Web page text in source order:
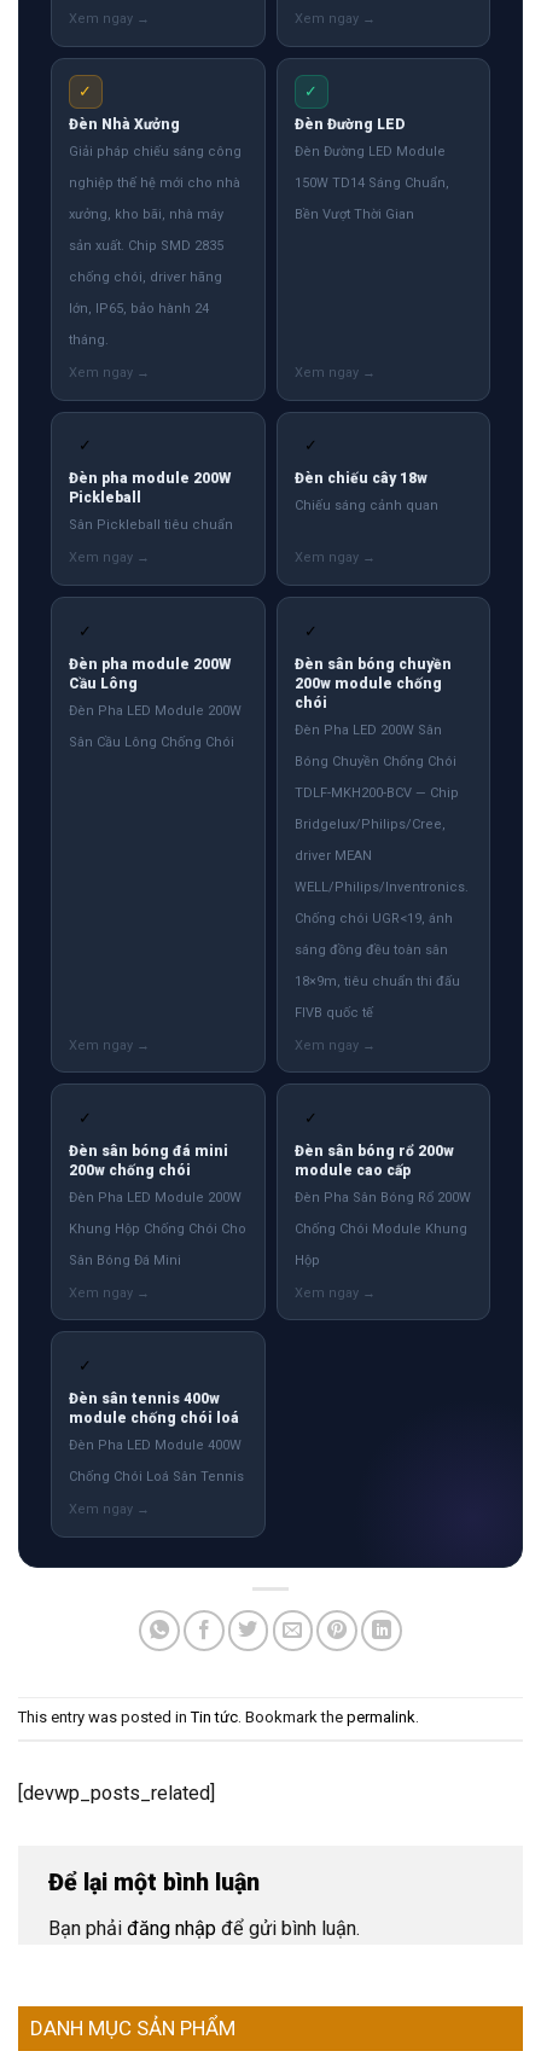
✓
Đèn Nhà Xưởng
Giải pháp chiếu sáng công
nghiệp thế hệ mới cho nhà
xưởng, kho bãi, nhà máy
sản xuất. Chip SMD 2835
chống chói, driver hãng
lớn, IP65, bảo hành 24
tháng.
✓
Đèn Đường LED
Đèn Đường LED Module
150W TD14 Sáng Chuẩn,
Bền Vượt Thời Gian
✓
Đèn pha module 200W
Pickleball
Sân Pickleball tiêu chuẩn
✓
Đèn chiếu cây 18w
Chiếu sáng cảnh quan
✓
Đèn pha module 200W
Cầu Lông
Đèn Pha LED Module 200W
Sân Cầu Lông Chống Chói
✓
Đèn sân bóng chuyền
200w module chống
chói
Đèn Pha LED 200W Sân
Bóng Chuyền Chống Chói
TDLF-MKH200-BCV — Chip
Bridgelux/Philips/Cree,
driver MEAN
WELL/Philips/Inventronics.
Chống chói UGR<19, ánh
sáng đồng đều toàn sân
18×9m, tiêu chuẩn thi đấu
FIVB quốc tế
✓
Đèn sân bóng đá mini
200w chống chói
Đèn Pha LED Module 200W
Khung Hộp Chống Chói Cho
Sân Bóng Đá Mini
✓
Đèn sân bóng rổ 200w
module cao cấp
Đèn Pha Sân Bóng Rổ 200W
Chống Chói Module Khung
Hộp
✓
Đèn sân tennis 400w
module chống chói loá
Đèn Pha LED Module 400W
Chống Chói Loá Sân Tennis
This entry was posted inTin tức. Bookmark the permalink.
[devwp_posts_related]
Để lại một bình luận
Bạn phải đăng nhập để gửi bình luận.
DANH MỤC SẢN PHẨM